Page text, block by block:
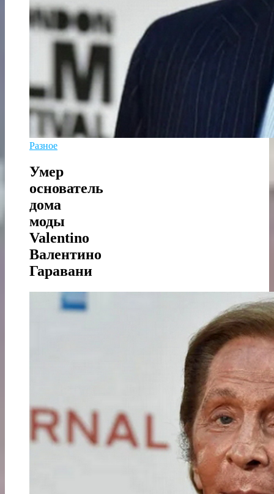
Разное
Умер
основатель
дома
моды
Valentino
Валентино
Гаравани